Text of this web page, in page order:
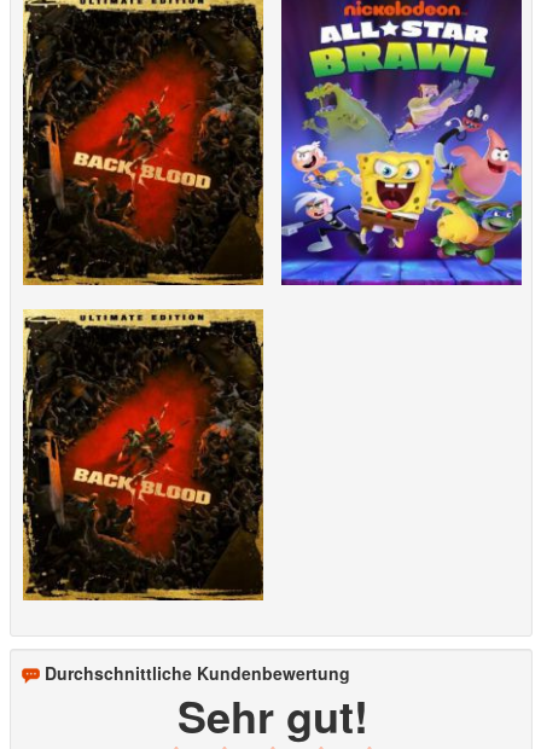
Durchschnittliche Kundenbewertung
Sehr gut!